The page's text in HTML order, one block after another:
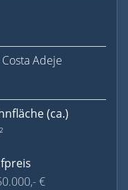
Adeje
(ca.)
€